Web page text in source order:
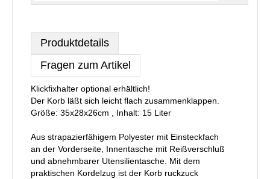
Produktdetails
Fragen zum Artikel
Klickfixhalter optional erhältlich!
Der Korb läßt sich leicht flach zusammenklappen.
Größe: 35x28x26cm , Inhalt: 15 Liter
Aus strapazierfähigem Polyester mit Einsteckfach
an der Vorderseite, Innentasche mit Reißverschluß
und abnehmbarer Utensilientasche. Mit dem
praktischen Kordelzug ist der Korb ruckzuck